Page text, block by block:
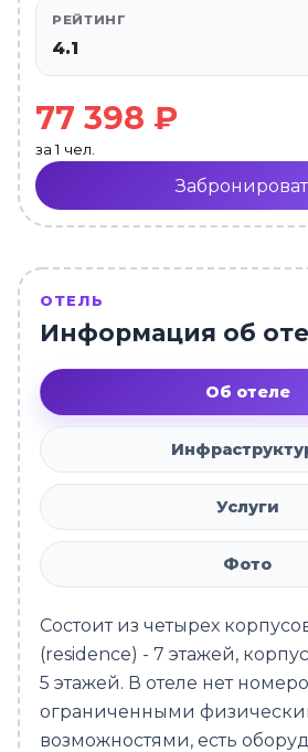
РЕЙТИНГ
4.1
77 398 ₽
за 1 чел.
ОТЕЛЬ
Информация об
Об отеле
Услуги
Фото
Состоит из четырех
(residence) - 7 этажей,
5 этажей. В отеле нет
ограниченными
возможностями, есть